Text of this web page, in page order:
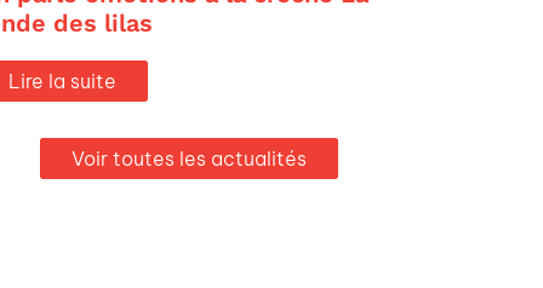
des lilas
Lire la suite
Voir toutes les actualités